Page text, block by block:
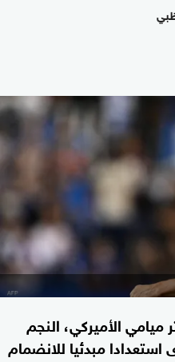
ميامي الأميركي، النجم
استعدادا مبدئيا للانضمام